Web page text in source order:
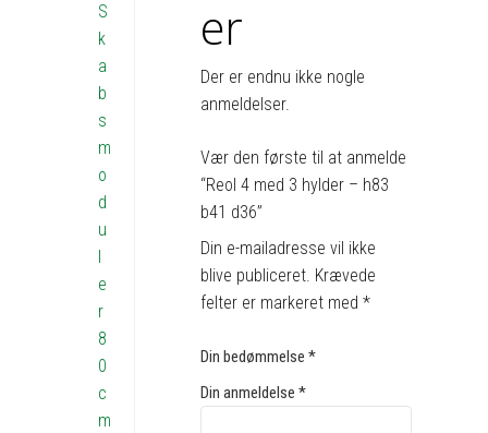
er
Der er endnu ikke nogle
anmeldelser.
Vær den første til at anmelde
“Reol 4 med 3 hylder – h83
b41 d36”
Din e-mailadresse vil ikke
blive publiceret. Krævede
felter er markeret med*
Din bedømmelse*
Din anmeldelse*
S
k
a
b
s
m
o
d
u
l
e
r
8
0
c
m